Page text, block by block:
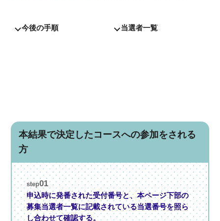
今後の手順 当選者一覧
本結果で決定したコースへの参加をされる
方
step01
申込時に発番された受付番号と、本ページ下部の
募集当選者一覧に記載されている当選番号を照ら
し合わせて確認する。